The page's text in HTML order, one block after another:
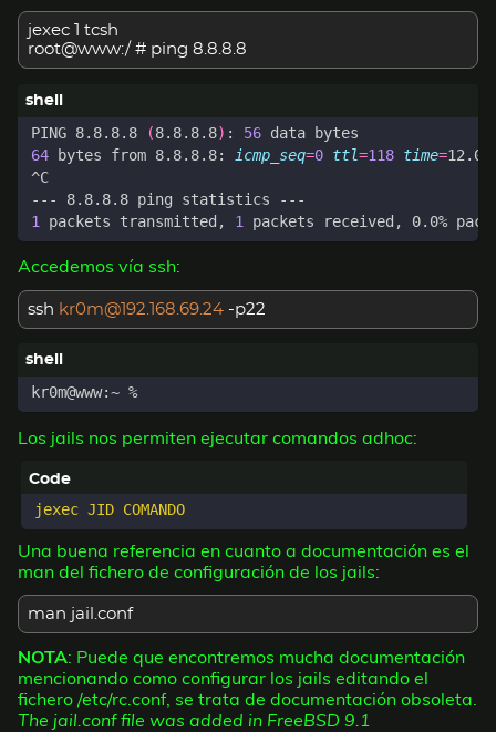
jexec 1 tcsh
root@www:/ # ping 8.8.8.8
PING 8.8.8.8 (8.8.8.8) : 56
64 bytes from 8.8.8.8: icmp_seq=0 ttl=118 time=
1
packets transmitted, 1
Accedemos vía ssh:
ssh kr0m@192.168.69.24 -p22
Los jails nos permiten ejecutar comandos adhoc:
Una buena referencia en cuanto a documentación es el
man del fichero de configuración de los jails:
man jail.conf
NOTA: Puede que encontremos mucha documentación
mencionando como configurar los jails editando el
fichero /etc/rc.conf, se trata de documentación obsoleta.
The jail.conf file was added in FreeBSD 9.1